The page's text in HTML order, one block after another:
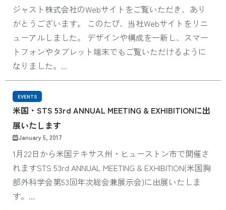
ジャスト株式会社のWebサイトをご覧いただき、あり
がとうございます。 このたび、当社Webサイトをリニ
ューアルしました。 デザインや構成を一新し、スマー
トフォンやタブレット端末でもご覧いただけるように
なりました。...
EVENTS
米国・STS 53rd ANNUAL MEETING & EXHIBITIONに出
展いたします
January 5, 2017
1月22日から米国テキサス州・ヒューストン市で開催さ
れますSTS 53rd ANNUAL MEETING & EXHIBITION(米国胸
部外科学会第53回年次総会兼展示会)に出展いたしま
す。...